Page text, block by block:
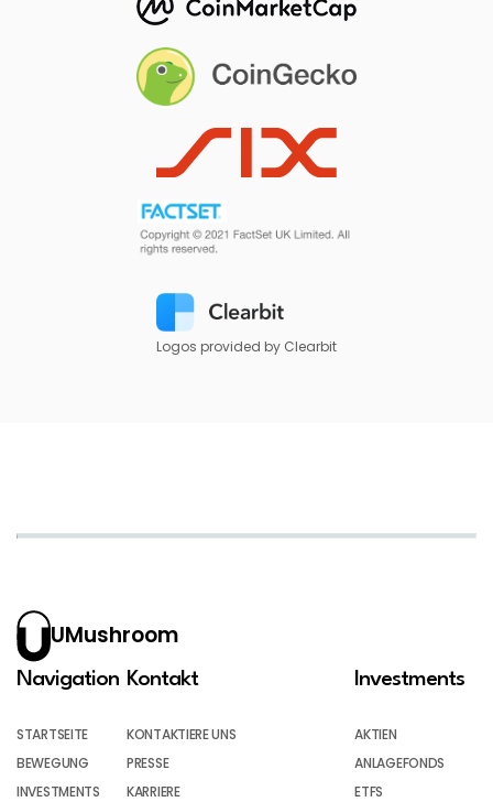
Logos provided by Clearbit
UMushroom
Navigation
STARTSEITE
BEWEGUNG
INVESTMENTS
Kontakt
KONTAKTIERE UNS
PRESSE
KARRIERE
Investments
AKTIEN
ANLAGEFONDS
ETFS